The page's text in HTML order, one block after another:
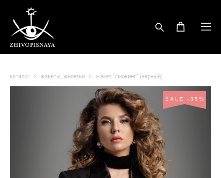
каталог > жакеты, жилетки > жакет "смокинг" (черный)
SALE -35%